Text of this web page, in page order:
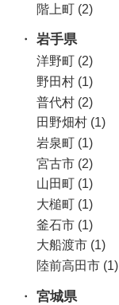
階上町(2)
岩手県(9)
洋野町(2)
野田村(1)
普代村(2)
田野畑村(1)
岩泉町(1)
宮古市(2)
山田町(1)
大槌町(1)
釜石市(1)
大船渡市(1)
陸前高田市(1)
宮城県(6)